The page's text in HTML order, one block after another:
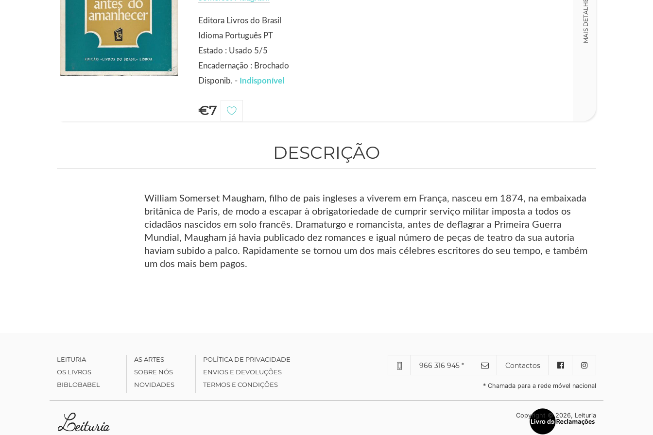
Editora Livros do Brasil
Idioma Português PT
Estado : Usado 5/5
Encadernação : Brochado
Disponib. - Indisponível
€7
MAIS DETALHES
DESCRIÇÃO
William Somerset Maugham, filho de pais ingleses a viverem em França, nasceu em 1874, na embaixada
britânica de Paris, de modo a escapar à obrigatoriedade de cumprir serviço militar imposta a todos os
cidadãos nascidos em solo francês. Dramaturgo e romancista, antes de deflagrar a Primeira Guerra
Mundial, Maugham já havia publicado dez romances e igual número de peças de teatro da sua autoria
haviam subido a palco. Rapidamente se tornou um dos mais célebres escritores do seu tempo, e também
um dos mais bem pagos.
LEITURIA
OS LIVROS
BIBLOBABEL
AS ARTES
SOBRE NÓS
NOVIDADES
POLÍTICA DE PRIVACIDADE
ENVIOS E DEVOLUÇÕES
TERMOS E CONDIÇÕES
966 316 945 * Contactos
* Chamada para a rede móvel nacional
Copyright © 2026, Leituria